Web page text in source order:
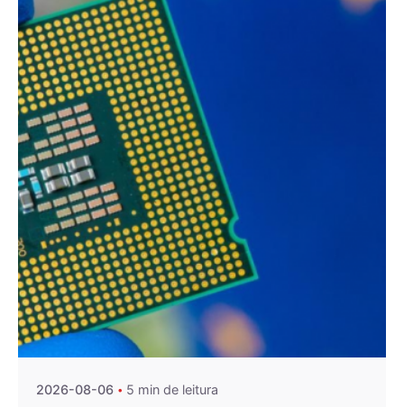
Publicado por
Agenda da Microeletrónica
2026-08-06 5 min de leitura